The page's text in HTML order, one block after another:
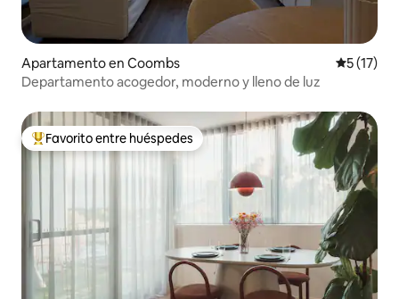
Apartamento en Coombs
5 (17)
Departamento acogedor, moderno y lleno de luz
Favorito entre huéspedes preferido
Favorito entre huéspedes